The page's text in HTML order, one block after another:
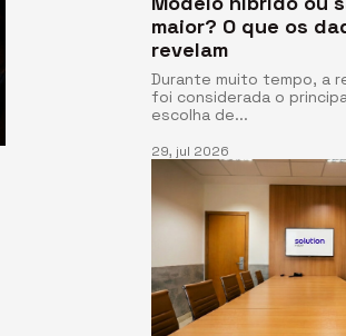
maior? O que os
revelam
Durante muito tempo, a
foi considerada o
escolha de...
29, jul 2026